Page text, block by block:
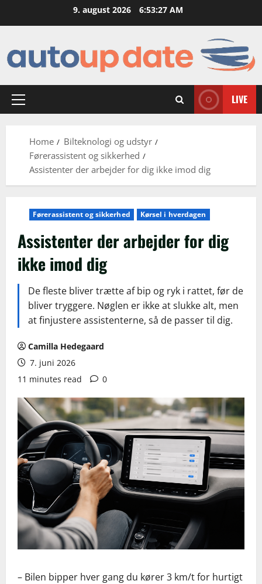
9. august 2026 6:53:28 AM
Primary
LIVE
Home
Bilteknologi og udstyr
Førerassistent og sikkerhed
Assistenter der arbejder for dig ikke imod dig
Førerassistent og sikkerhed Kørsel i hverdagen
Assistenter der arbejder for dig
ikke imod dig
De fleste bliver trætte af bip og ryk i rattet, før de
bliver tryggere. Nøglen er ikke at slukke alt, men
at finjustere assistenterne, så de passer til dig.
Camilla Hedegaard
7. juni 2026
11 minutes read
0
– Bilen bipper hver gang du kører 3 km/t for hurtigt